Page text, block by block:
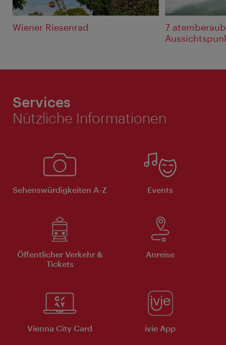
Wiener Riesenrad
7
Services
Nützliche Informationen
Sehenswürdigkeiten A-Z Events
Öffentlicher Verkehr &
Tickets
Anreise
Vienna City Card ivie App